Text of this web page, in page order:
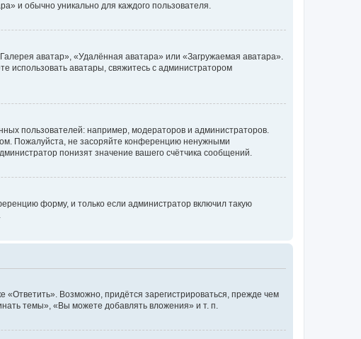
и обычно уникально для каждого пользователя.
аватар», «Удалённая аватара» или «Загружаемая аватара».
использовать аватары, свяжитесь с администратором
пользователей: например, модераторов и администраторов.
Пожалуйста, не засоряйте конференцию ненужными
понизят значение вашего счётчика сообщений.
форму, и только если администратор включил такую
Возможно, придётся зарегистрироваться, прежде чем
темы», «Вы можете добавлять вложения» и т. п.